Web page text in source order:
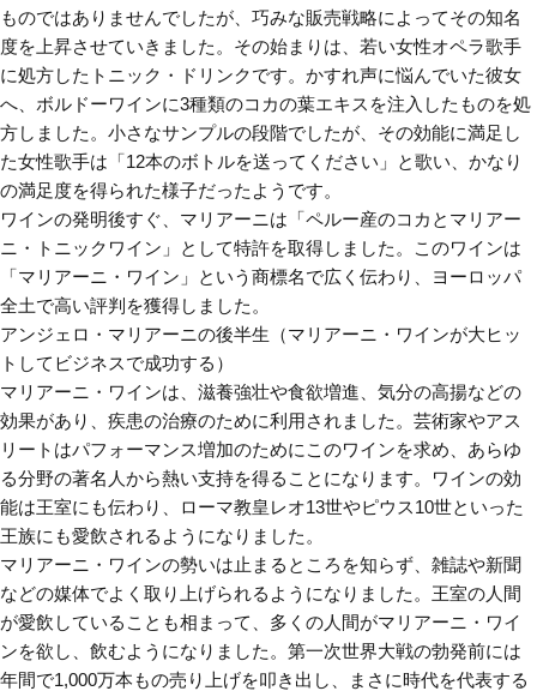
ものではありませんでしたが、巧みな販売戦略によってその知名
度を上昇させていきました。その始まりは、若い女性オペラ歌手
に処方したトニック・ドリンクです。かすれ声に悩んでいた彼女
へ、ボルドーワインに3種類のコカの葉エキスを注入したものを処
方しました。小さなサンプルの段階でしたが、その効能に満足し
た女性歌手は「12本のボトルを送ってください」と歌い、かなり
の満足度を得られた様子だったようです。
ワインの発明後すぐ、マリアーニは「ペルー産のコカとマリアー
ニ・トニックワイン」として特許を取得しました。このワインは
「マリアーニ・ワイン」という商標名で広く伝わり、ヨーロッパ
全土で高い評判を獲得しました。
アンジェロ・マリアーニの後半生（マリアーニ・ワインが大ヒッ
トしてビジネスで成功する）
マリアーニ・ワインは、滋養強壮や食欲増進、気分の高揚などの
効果があり、疾患の治療のために利用されました。芸術家やアス
リートはパフォーマンス増加のためにこのワインを求め、あらゆ
る分野の著名人から熱い支持を得ることになります。ワインの効
能は王室にも伝わり、ローマ教皇レオ13世やピウス10世といった
王族にも愛飲されるようになりました。
マリアーニ・ワインの勢いは止まるところを知らず、雑誌や新聞
などの媒体でよく取り上げられるようになりました。王室の人間
が愛飲していることも相まって、多くの人間がマリアーニ・ワイ
ンを欲し、飲むようになりました。第一次世界大戦の勃発前には
年間で1,000万本もの売り上げを叩き出し、まさに時代を代表する